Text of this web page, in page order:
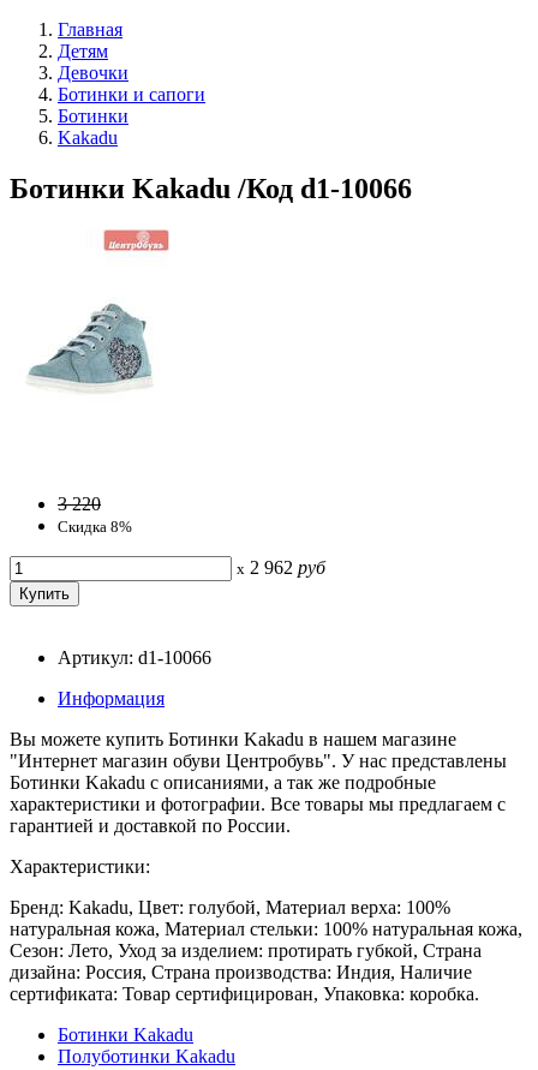
Главная
Детям
Девочки
Ботинки и сапоги
Ботинки
Kakadu
Ботинки Kakadu /Код d1-10066
3 220
Скидка 8%
x 2 962 руб
Артикул: d1-10066
Информация
Вы можете купить Ботинки Kakadu в нашем магазине
"Интернет магазин обуви Центробувь". У нас представлены
Ботинки Kakadu с описаниями, а так же подробные
характеристики и фотографии. Все товары мы предлагаем с
гарантией и доставкой по России.
Характеристики:
Бренд: Kakadu, Цвет: голубой, Материал верха: 100%
натуральная кожа, Материал стельки: 100% натуральная кожа,
Сезон: Лето, Уход за изделием: протирать губкой, Страна
дизайна: Россия, Страна производства: Индия, Наличие
сертификата: Товар сертифицирован, Упаковка: коробка.
Ботинки Kakadu
Полуботинки Kakadu